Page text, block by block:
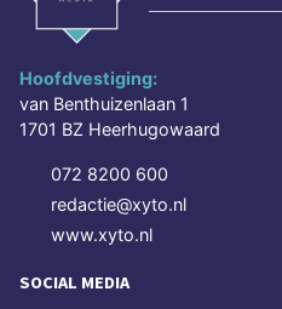
Hoofdvestiging:
van Benthuizenlaan 1
1701 BZ Heerhugowaard
072 8200 600
redactie@xyto.nl
www.xyto.nl
SOCIAL MEDIA